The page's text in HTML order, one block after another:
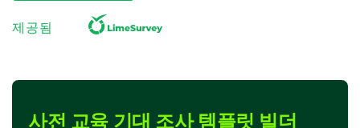
이 교육이 귀하의 경력이나 개인 발달에 얼마나
영향을 미칠 것이라고 생각하시나요?
제공됨
사전 교육 기대 조사 템플릿 빌더